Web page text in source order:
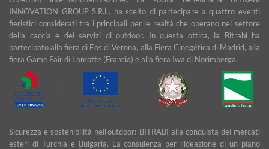
INNOVATION GROUP S.R.L. ha scelto di partecipare a quattro eventi
fieristici considerati tra i principali per le realtà che operano nel settore
della caccia e dei servizi di outdoor. In questa ottica, la Bitrabì ha
partecipato alla fiera di Eos di Verona, alla Fiera Cinegètica di Madrid, alla
fiera Game Fair di Lamotte (Francia) e alla fiera Iwa di Norimberga.
Sicurezza e sostenibilità nell'outdoor: BITRABI alla conquista dei mercati
esteri di Turchia e Bulgaria. La consulenza per l’ideazione di un piano